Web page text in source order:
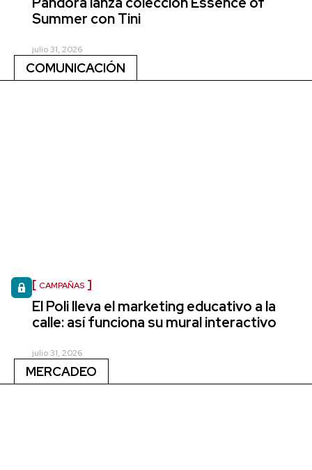
Summer con Tini
julio 31, 2026
COMUNICACIÓN
CAMPAÑAS
El Poli lleva el marketing educativo a la
calle: así funciona su mural interactivo
julio 31, 2026
MERCADEO